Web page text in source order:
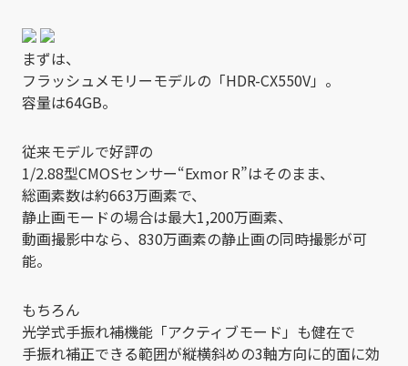
まずは、
フラッシュメモリーモデルの「HDR-CX550V」。
容量は64GB。
従来モデルで好評の
1/2.88型CMOSセンサー“Exmor R”はそのまま、
総画素数は約663万画素で、
静止画モードの場合は最大1,200万画素、
動画撮影中なら、830万画素の静止画の同時撮影が可
能。
もちろん
光学式手振れ補機能「アクティブモード」も健在で
手振れ補正できる範囲が縦横斜めの3軸方向に的面に効